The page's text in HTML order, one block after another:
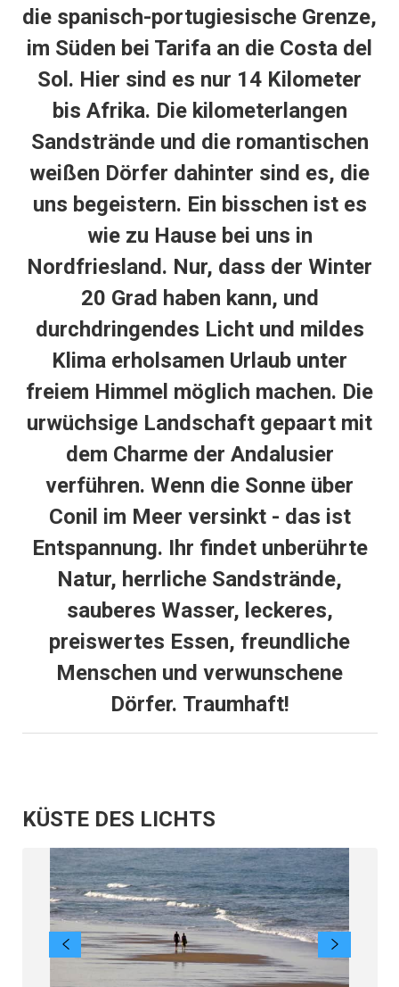
die spanisch-portugiesische Grenze,
im Süden bei Tarifa an die Costa del
Sol. Hier sind es nur 14 Kilometer
bis Afrika. Die kilometerlangen
Sandstrände und die romantischen
weißen Dörfer dahinter sind es, die
uns begeistern. Ein bisschen ist es
wie zu Hause bei uns in
Nordfriesland. Nur, dass der Winter
20 Grad haben kann, und
durchdringendes Licht und mildes
Klima erholsamen Urlaub unter
freiem Himmel möglich machen. Die
urwüchsige Landschaft gepaart mit
dem Charme der Andalusier
verführen. Wenn die Sonne über
Conil im Meer versinkt - das ist
Entspannung. Ihr findet unberührte
Natur, herrliche Sandstrände,
sauberes Wasser, leckeres,
preiswertes Essen, freundliche
Menschen und verwunschene
Dörfer. Traumhaft!
KÜSTE DES LICHTS